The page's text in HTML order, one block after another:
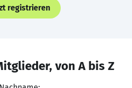
registrieren
von A bis Z